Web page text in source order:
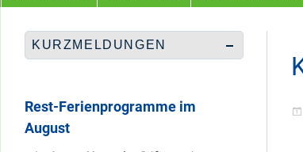
KURZMELDUNGEN
Rest-Ferienprogramme im
August